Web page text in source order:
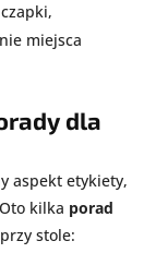
miejsca
dla
aspekt etykiety,
kilka porad
stole: